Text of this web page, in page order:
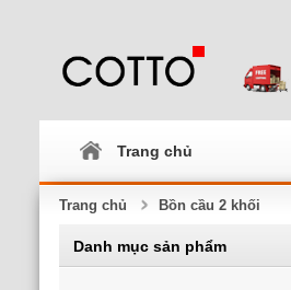
Trang chủ
Trang chủ Bồn cầu 2 khối
Danh mục sản phẩm